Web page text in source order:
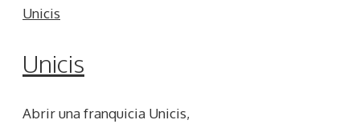
Unicis
Abrir una franquicia Unicis,